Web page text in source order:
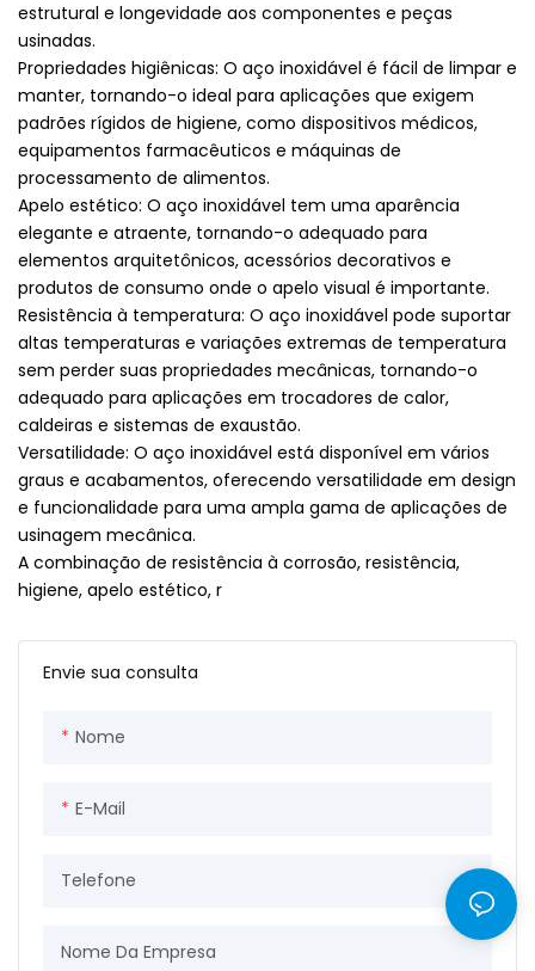
Envie sua consulta
Nome
E-Mail
Telefone
Nome Da Empresa
estrutural e longevidade aos componentes e peças
usinadas.
Propriedades higiênicas: O aço inoxidável é fácil de limpar e
manter, tornando-o ideal para aplicações que exigem
padrões rígidos de higiene, como dispositivos médicos,
equipamentos farmacêuticos e máquinas de
processamento de alimentos.
Apelo estético: O aço inoxidável tem uma aparência
elegante e atraente, tornando-o adequado para
elementos arquitetônicos, acessórios decorativos e
produtos de consumo onde o apelo visual é importante.
Resistência à temperatura: O aço inoxidável pode suportar
altas temperaturas e variações extremas de temperatura
sem perder suas propriedades mecânicas, tornando-o
adequado para aplicações em trocadores de calor,
caldeiras e sistemas de exaustão.
Versatilidade: O aço inoxidável está disponível em vários
graus e acabamentos, oferecendo versatilidade em design
e funcionalidade para uma ampla gama de aplicações de
usinagem mecânica.
A combinação de resistência à corrosão, resistência,
higiene, apelo estético, r